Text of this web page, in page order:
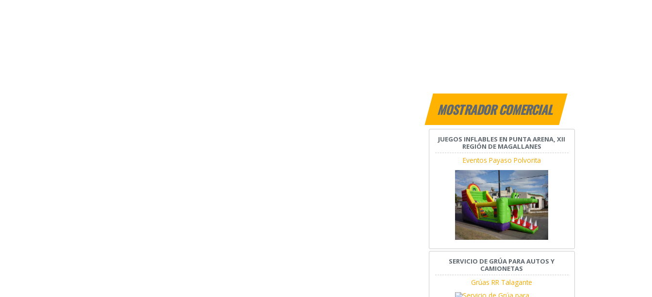
MOSTRADOR COMERCIAL
JUEGOS INFLABLES EN PUNTA ARENA, XII
REGIÓN DE MAGALLANES
Eventos Payaso Polvorita
SERVICIO DE GRÚA PARA AUTOS Y
CAMIONETAS
Grúas RR Talagante